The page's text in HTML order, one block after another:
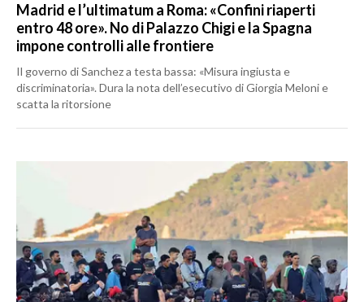
Madrid e l’ultimatum a Roma: «Confini riaperti
entro 48 ore». No di Palazzo Chigi e la Spagna
impone controlli alle frontiere
Il governo di Sanchez a testa bassa: «Misura ingiusta e
discriminatoria». Dura la nota dell’esecutivo di Giorgia Meloni e
scatta la ritorsione